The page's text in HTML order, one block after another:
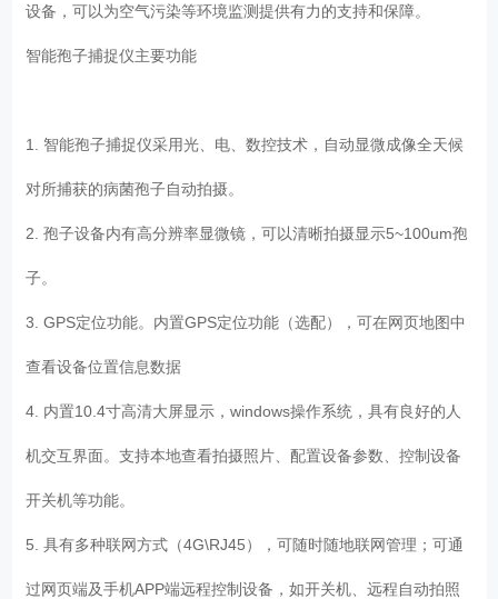
设备，可以为空气污染等环境监测提供有力的支持和保障。
智能孢子捕捉仪主要功能
1. 智能孢子捕捉仪采用光、电、数控技术，自动显微成像全天候
对所捕获的病菌孢子自动拍摄。
2. 孢子设备内有高分辨率显微镜，可以清晰拍摄显示5~100um孢
子。
3. GPS定位功能。内置GPS定位功能（选配），可在网页地图中
查看设备位置信息数据
4. 内置10.4寸高清大屏显示，windows操作系统，具有良好的人
机交互界面。支持本地查看拍摄照片、配置设备参数、控制设备
开关机等功能。
5. 具有多种联网方式（4G\RJ45），可随时随地联网管理；可通
过网页端及手机APP端远程控制设备，如开关机、远程自动拍照